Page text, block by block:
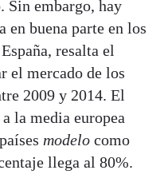
Sin embargo, hay
en buena parte en los
resalta el
el mercado de los
2009 y 2014. El
la media europea
modelo como
llega al 80%.